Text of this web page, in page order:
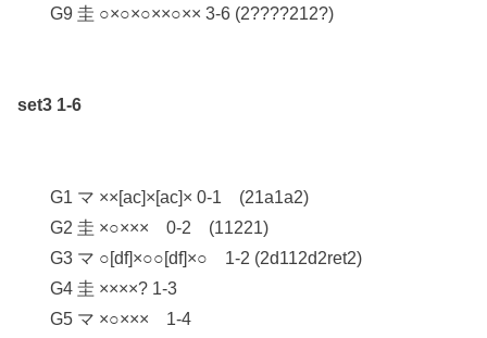
G9 圭 ○×○×○××○×× 3-6 (2????212?)
set3 1-6
G1 マ ××[ac]×[ac]× 0-1 (21a1a2)
G2 圭 ×○××× 0-2 (11221)
G3 マ ○[df]×○○[df]×○ 1-2 (2d112d2ret2)
G4 圭 ××××? 1-3
G5 マ ×○××× 1-4